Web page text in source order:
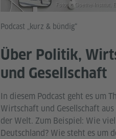
Podcast „kurz & bündig“
Über Politik,
und Gesellschaft
In diesem Podcast geht es um
Wirtschaft und Gesellschaft
der Welt. Zum Beispiel: Wie
Deutschland? Wie steht es um
Foto: © Goethe-Institut,